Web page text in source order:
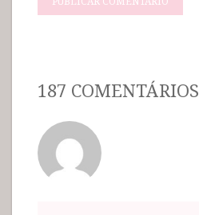
187 COMENTÁRIOS